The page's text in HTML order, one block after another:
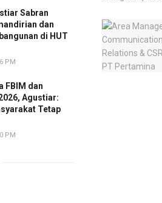
Sabran
dan
di HUT
PM
FBIM dan
Agustiar:
Tetap
PM